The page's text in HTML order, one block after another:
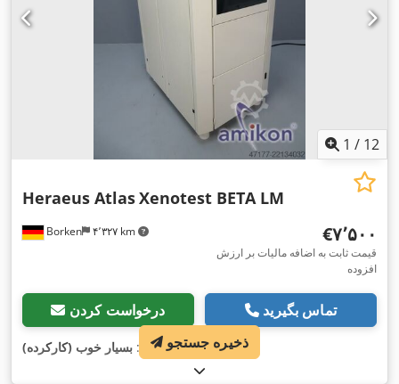
1 / 12
Borken ۴٬۳۲۷ km
Heraeus AtlasXenotest BETA LM
‎€۷٬۵۰۰
قیمت ثابت به اضافه مالیات بر ارزش
افزوده
درخواست کردن تماس بگیرید
وضعیت: بسیار خوب (کارکرده) ,
ذخیره جستجو